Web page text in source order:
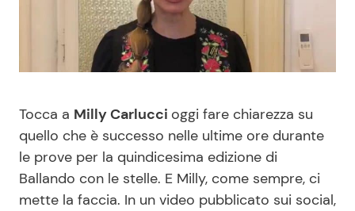
Benessere
Mondo Mamma
News benessere
Cucina e Ricette
Consigli di Cucina
Le Ricette in TV
Primi Piatti
Tocca a Milly Carlucci oggi fare chiarezza su
quello che è successo nelle ultime ore durante
le prove per la quindicesima edizione di
Ballando con le stelle. E Milly, come sempre, ci
mette la faccia. In un video pubblicato sui social,